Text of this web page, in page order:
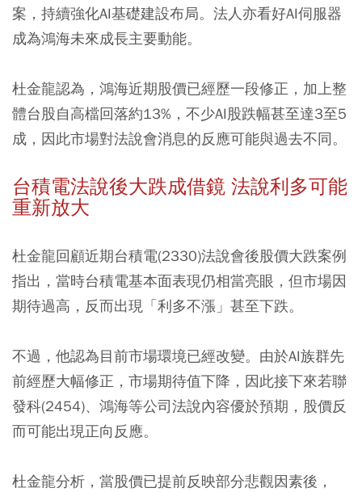
案，持續強化AI基礎建設布局。法人亦看好AI伺服器
成為鴻海未來成長主要動能。
杜金龍認為，鴻海近期股價已經歷一段修正，加上整
體台股自高檔回落約13%，不少AI股跌幅甚至達3至5
成，因此市場對法說會消息的反應可能與過去不同。
台積電法說後大跌成借鏡 法說利多可能
重新放大
杜金龍回顧近期台積電(2330)法說會後股價大跌案例
指出，當時台積電基本面表現仍相當亮眼，但市場因
期待過高，反而出現「利多不漲」甚至下跌。
不過，他認為目前市場環境已經改變。由於AI族群先
前經歷大幅修正，市場期待值下降，因此接下來若聯
發科(2454)、鴻海等公司法說內容優於預期，股價反
而可能出現正向反應。
杜金龍分析，當股價已提前反映部分悲觀因素後，